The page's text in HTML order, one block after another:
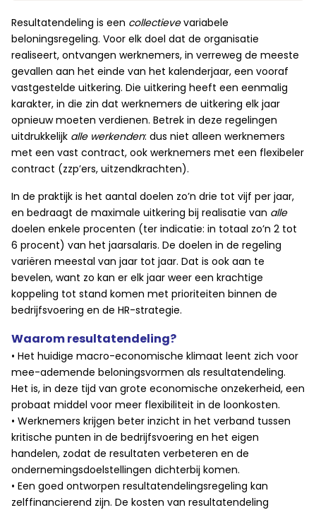
Resultatendeling is een collectievevariabele
beloningsregeling. Voor elk doel dat de organisatie
realiseert, ontvangen werknemers, in verreweg de meeste
gevallen aan het einde van het kalenderjaar, een vooraf
vastgestelde uitkering. Die uitkering heeft een eenmalig
karakter, in die zin dat werknemers de uitkering elk jaar
opnieuw moeten verdienen. Betrek in deze regelingen
uitdrukkelijk alle werkenden: dus niet alleen werknemers
met een vast contract, ook werknemers met een flexibeler
contract (zzp’ers, uitzendkrachten).
In de praktijk is het aantal doelen zo’n drie tot vijf per jaar,
en bedraagt de maximale uitkering bij realisatie van alle
doelen enkele procenten (ter indicatie: in totaal zo’n 2 tot
6 procent) van het jaarsalaris. De doelen in de regeling
variëren meestal van jaar tot jaar. Dat is ook aan te
bevelen, want zo kan er elk jaar weer een krachtige
koppeling tot stand komen met prioriteiten binnen de
bedrijfsvoering en de HR-strategie.
Waarom resultatendeling?
• Het huidige macro-economische klimaat leent zich voor
mee-ademende beloningsvormen als resultatendeling.
Het is, in deze tijd van grote economische onzekerheid, een
probaat middel voor meer flexibiliteit in de loonkosten.
• Werknemers krijgen beter inzicht in het verband tussen
kritische punten in de bedrijfsvoering en het eigen
handelen, zodat de resultaten verbeteren en de
ondernemingsdoelstellingen dichterbij komen.
• Een goed ontworpen resultatendelingsregeling kan
zelffinancierend zijn. De kosten van resultatendeling